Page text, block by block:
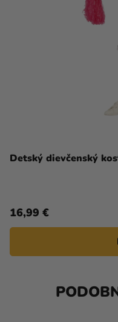
Detský dievčenský
16,99 €